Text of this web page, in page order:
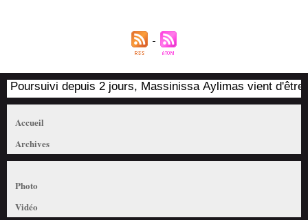
Poursuivi depuis 2 jours, Massinissa Aylimas vient
Accueil
Archives
Photo
Vidéo